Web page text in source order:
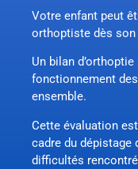
Votre enfant peut
orthoptiste dès
Un bilan
fonctionnement
ensemble.
Cette évaluation
cadre du dépistage
difficultés